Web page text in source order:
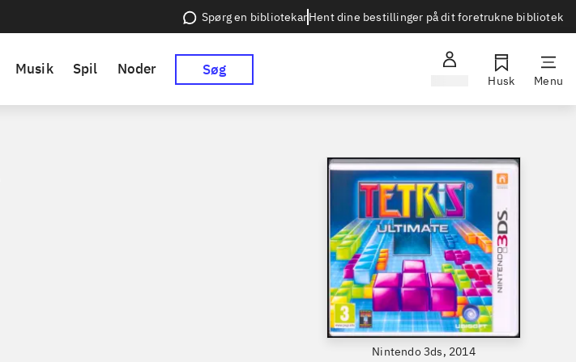
Spørg en bibliotekarHent dine bestillinger på dit foretrukne bibliotek
Musik Spil Noder Søg
Husk Menu
Nintendo 3ds, 2014